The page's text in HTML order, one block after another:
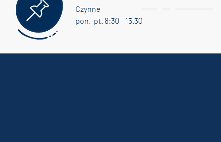
Czynne
pon.-pt. 8:30 - 15.30